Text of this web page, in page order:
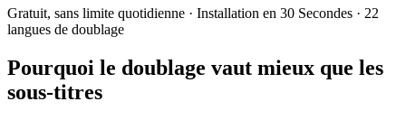
Gratuit, sans limite quotidienne · Installation en 30 Secondes · 22
langues de doublage
Pourquoi le doublage vaut mieux que les
sous-titres